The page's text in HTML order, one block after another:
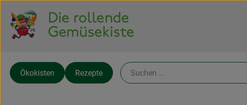
Ökokisten Rezepte